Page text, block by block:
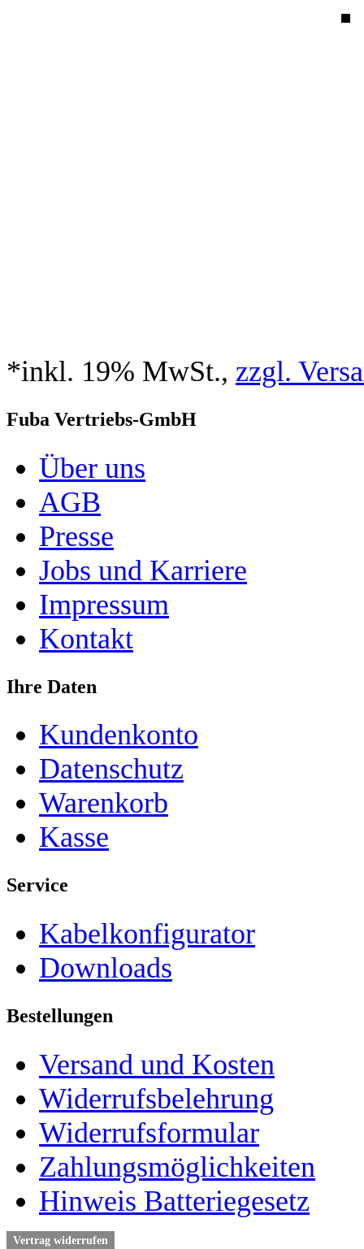
*inkl. 19% MwSt., zzgl.
Fuba Vertriebs-GmbH
Über uns
AGB
Presse
Jobs und Karriere
Impressum
Kontakt
Ihre Daten
Kundenkonto
Datenschutz
Warenkorb
Kasse
Service
Kabelkonfigurator
Downloads
Bestellungen
Versand und Kosten
Widerrufsbelehrung
Widerrufsformular
Zahlungsmöglichkeiten
Hinweis Batteriegesetz
Vertrag widerrufen